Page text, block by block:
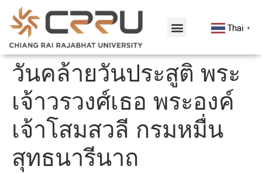
Thai ▼
วันคล้ายวันประสูติ พระ
เจ้าวรวงศ์เธอ พระองค์
เจ้าโสมสวลี กรมหมื่น
สุทธนารีนาถ